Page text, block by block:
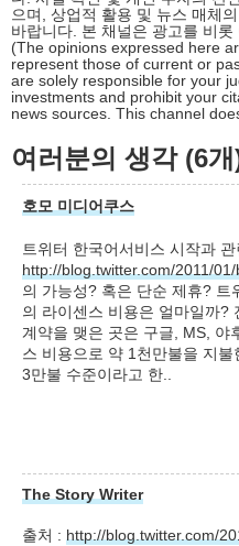
으며, 상업적 활용 및 뉴스 매체
바랍니다. 본 채널은 광고를 비
(The opinions expressed here
represent those of current or
are solely responsible for your
investments and prohibit your
news sources. This channel
여러분의 생각 (6개
호모 미디어쿠스
트위터 한국어서비스 시작과
http://blog.twitter.com/2011/
의 가능성? 혹은 단순 제휴?
의 라이센스 비용은 얼마일까?
계약을 맺은 곳은 구글, MS, 야
스 비용으로 약 1천만불을 지
3만불 수준이라고 한..
The Story Writer
출처 : http://blog.twitter.com/